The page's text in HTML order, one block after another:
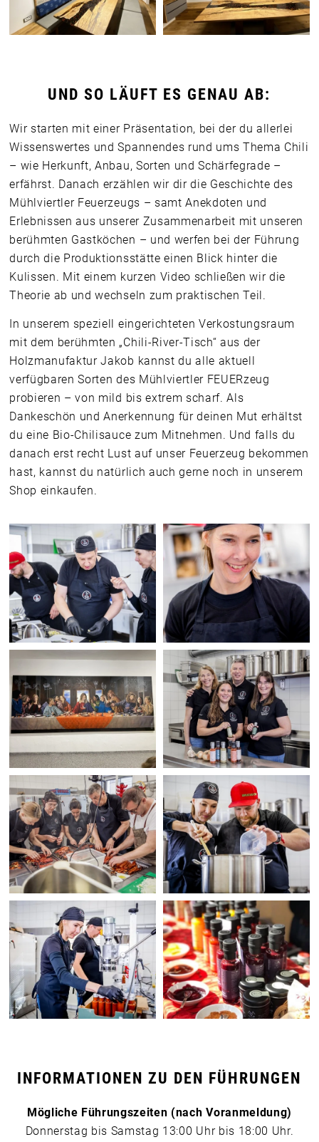
UND SO LÄUFT ES GENAU AB:
Wir starten mit einer Präsentation, bei der du allerlei
Wissenswertes und Spannendes rund ums Thema Chili
– wie Herkunft, Anbau, Sorten und Schärfegrade –
erfährst. Danach erzählen wir dir die Geschichte des
Mühlviertler Feuerzeugs – samt Anekdoten und
Erlebnissen aus unserer Zusammenarbeit mit unseren
berühmten Gastköchen – und werfen bei der Führung
durch die Produktionsstätte einen Blick hinter die
Kulissen. Mit einem kurzen Video schließen wir die
Theorie ab und wechseln zum praktischen Teil.
In unserem speziell eingerichteten Verkostungsraum
mit dem berühmten „Chili-River-Tisch“ aus der
Holzmanufaktur Jakob kannst du alle aktuell
verfügbaren Sorten des Mühlviertler FEUERzeug
probieren – von mild bis extrem scharf. Als
Dankeschön und Anerkennung für deinen Mut erhältst
du eine Bio-Chilisauce zum Mitnehmen. Und falls du
danach erst recht Lust auf unser Feuerzeug bekommen
hast, kannst du natürlich auch gerne noch in unserem
Shop einkaufen.
INFORMATIONEN ZU DEN FÜHRUNGEN
Mögliche Führungszeiten (nach Voranmeldung)
Donnerstag bis Samstag 13:00 Uhr bis 18:00 Uhr.